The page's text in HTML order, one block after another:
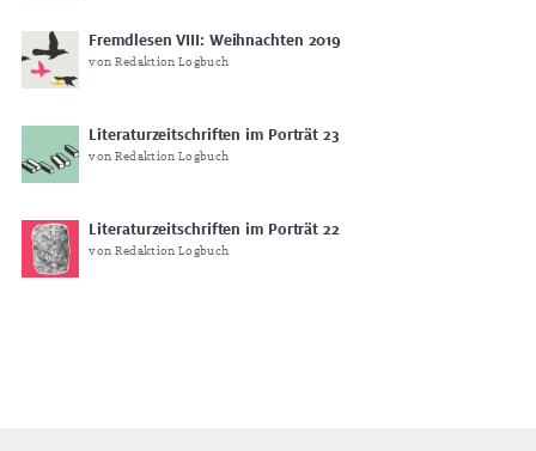
Fremdlesen VIII: Weihnachten 2019
von Redaktion Logbuch
Literaturzeitschriften im Porträt 23
von Redaktion Logbuch
Literaturzeitschriften im Porträt 22
von Redaktion Logbuch